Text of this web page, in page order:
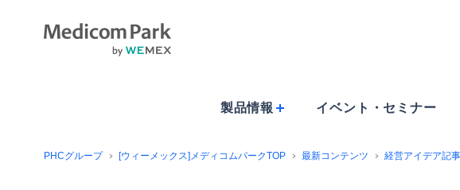
製品情報 イベント・ セミナー
PHCグループ [ウィーメックス]メディコムパークTOP 最新コンテンツ 経営アイデア記